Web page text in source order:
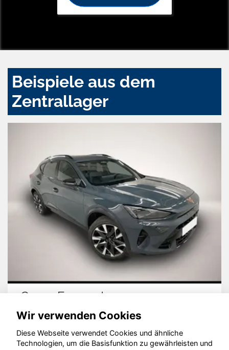
Beispiele aus dem
Zentrallager
Cupra Formentor
Wir verwenden Cookies
Diese Webseite verwendet Cookies und ähnliche
Technologien, um die Basisfunktion zu gewährleisten und